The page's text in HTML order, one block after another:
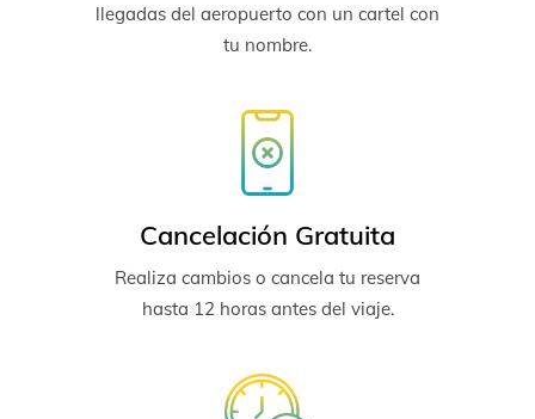
llegadas del aeropuerto con un cartel con
tu nombre.
Cancelación Gratuita
Realiza cambios o cancela tu reserva
hasta 12 horas antes del viaje.